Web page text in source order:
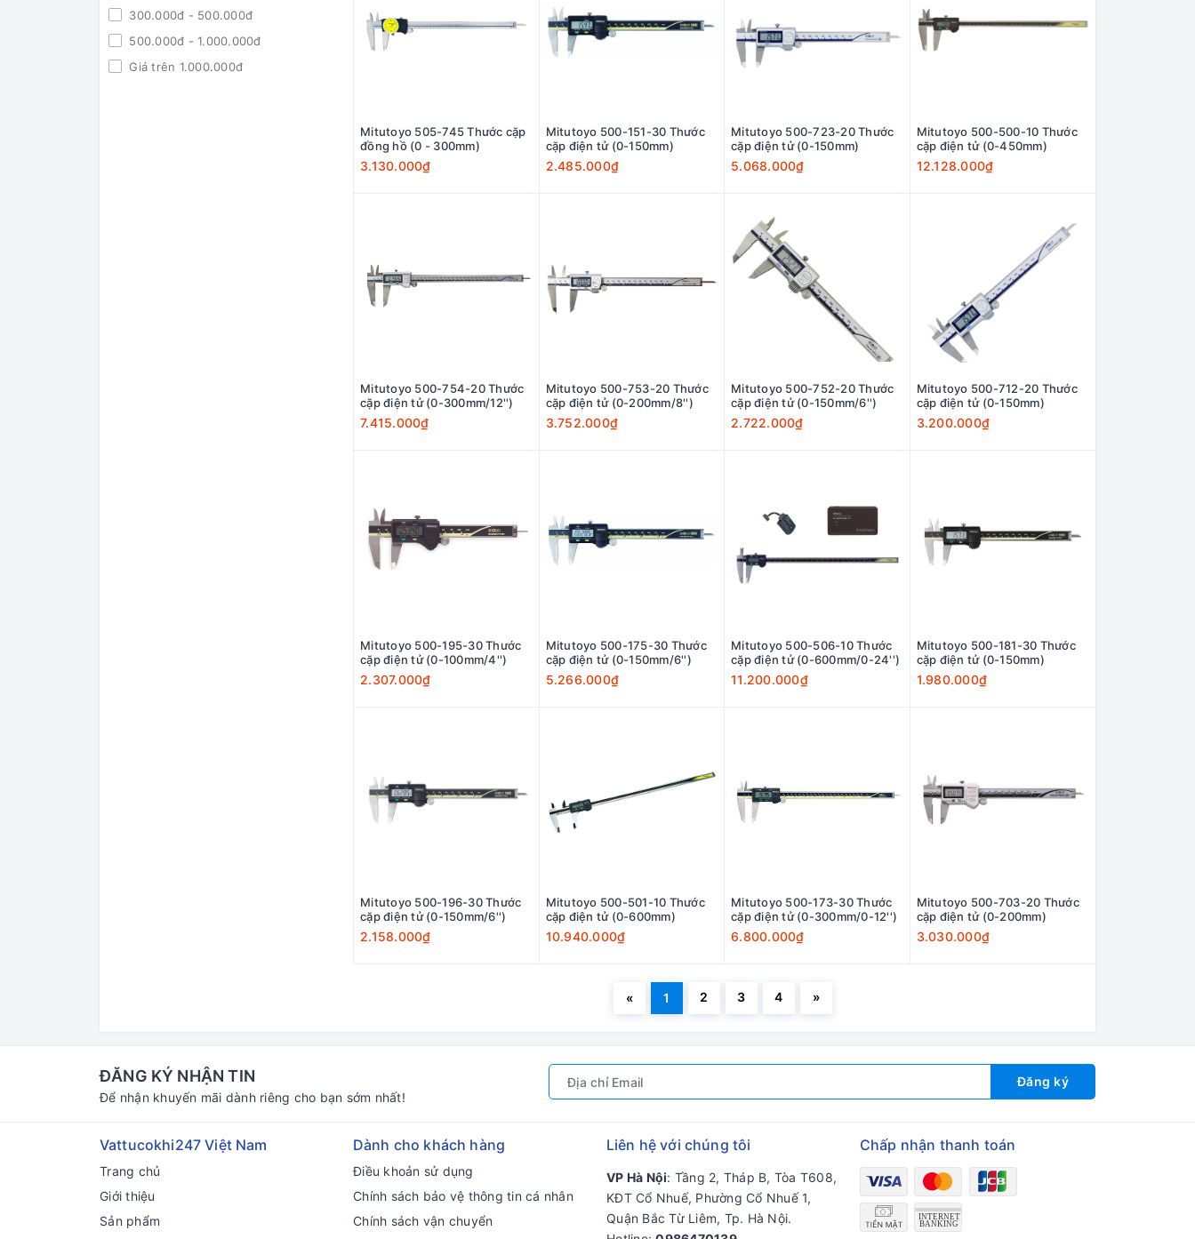
300.000đ - 500.000đ
500.000đ - 1.000.000đ
Giá trên 1.000.000đ
Mitutoyo 505-745 Thước cặp
đồng hồ (0 - 300mm)
3.130.000₫
Mitutoyo 500-151-30 Thước
cặp điện tử (0-150mm)
2.485.000₫
Mitutoyo 500-723-20 Thước
cặp điện tử (0-150mm)
5.068.000₫
Mitutoyo 500-500-10 Thước
cặp điện tử (0-450mm)
12.128.000₫
Mitutoyo 500-754-20 Thước
cặp điện tử (0-300mm/12'')
7.415.000₫
Mitutoyo 500-753-20 Thước
cặp điện tử (0-200mm/8'')
3.752.000₫
Mitutoyo 500-752-20 Thước
cặp điện tử (0-150mm/6'')
2.722.000₫
Mitutoyo 500-712-20 Thước
cặp điện tử (0-150mm)
3.200.000₫
Mitutoyo 500-195-30 Thước
cặp điện tử (0-100mm/4'')
2.307.000₫
Mitutoyo 500-175-30 Thước
cặp điện tử (0-150mm/6'')
5.266.000₫
Mitutoyo 500-506-10 Thước
cặp điện tử (0-600mm/0-24'')
11.200.000₫
Mitutoyo 500-181-30 Thước
cặp điện tử (0-150mm)
1.980.000₫
Mitutoyo 500-196-30 Thước
cặp điện tử (0-150mm/6'')
2.158.000₫
Mitutoyo 500-501-10 Thước
cặp điện tử (0-600mm)
10.940.000₫
Mitutoyo 500-173-30 Thước
cặp điện tử (0-300mm/0-12'')
6.800.000₫
Mitutoyo 500-703-20 Thước
cặp điện tử (0-200mm)
3.030.000₫
« 1 2 3 4 »
ĐĂNG KÝ NHẬN TIN
Để nhận khuyến mãi dành riêng cho bạn sớm nhất!
Đăng ký
Vattucokhi247 Việt Nam
Trang chủ
Giới thiệu
Sản phẩm
Dành cho khách hàng
Điều khoản sử dụng
Chính sách bảo vệ thông tin cá nhân
Chính sách vận chuyển
Liên hệ với chúng tôi
VP Hà Nội: Tầng 2, Tháp B, Tòa T608,
KĐT Cổ Nhuế, Phường Cổ Nhuế 1,
Quận Bắc Từ Liêm, Tp. Hà Nội.
Chấp nhận thanh toán